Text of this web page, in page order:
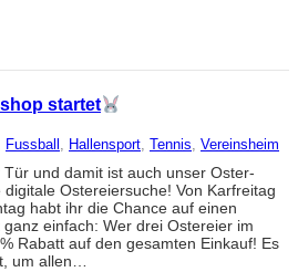
startet
Fussball Hallensport Tennis Vereinsheim
und damit ist auch unser Oster-
Ostereiersuche! Von Karfreitag
habt ihr die Chance auf einen
einfach: Wer drei Ostereier im
Rabatt auf den gesamten Einkauf! Es
um allen…